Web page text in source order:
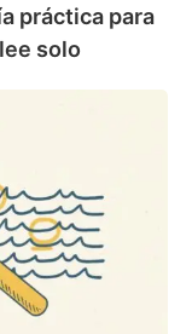
práctica para
solo